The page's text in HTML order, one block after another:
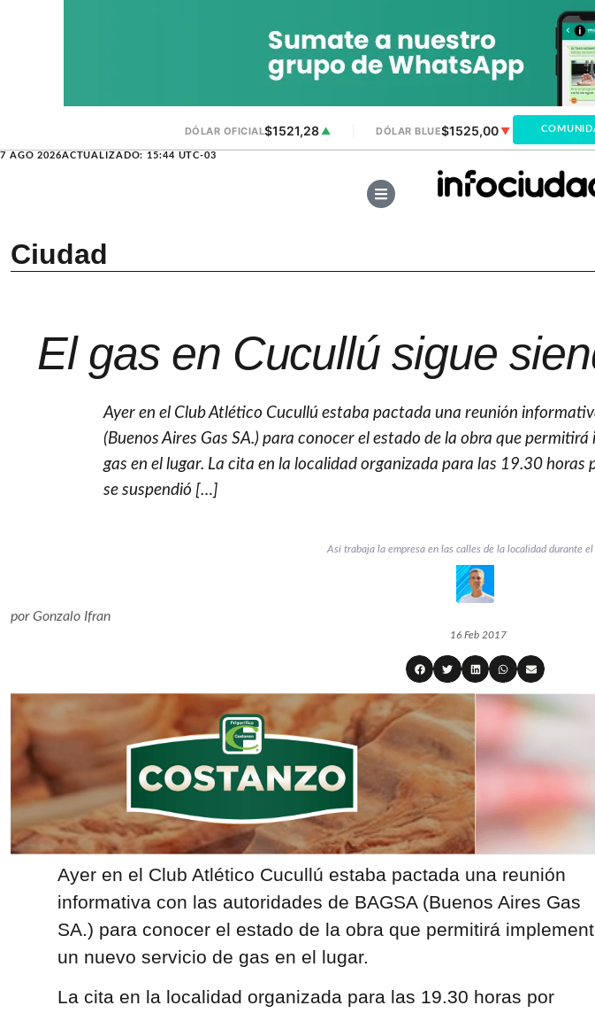
DÓLAR OFICIAL$1521,28 ▲ DÓLAR BLUE$1525,00▼ DÓLAR
7 AGO 2026ACTUALIZADO: 15:44 UTC-03
Ciudad
El gas en Cucullú sigue
Ayer en el Club Atlético Cucullú estaba pactada una reunión
(Buenos Aires Gas SA.) para conocer el estado de la obra que
gas en el lugar. La cita en la localidad organizada para las 19.30
se suspendió […]
Así trabaja la empresa en las calles de la localidad durante el
porGonzalo Ifran
16 Feb 2017
Ayer en el Club Atlético Cucullú estaba pactada una reunión
informativa con las autoridades de BAGSA (Buenos Aires Gas
SA.) para conocer el estado de la obra que permitirá
un nuevo servicio de gas en el lugar.
La cita en la localidad organizada para las 19.30 horas por